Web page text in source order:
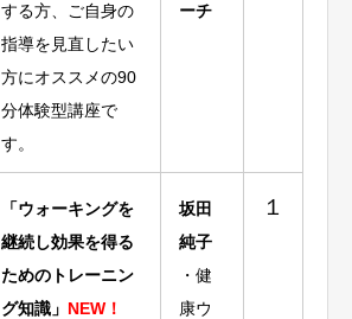
する方、ご自身の
指導を見直したい
方にオススメの90
分体験型講座で
す。
ーチ
「ウォーキングを
継続し効果を得る
ためのトレーニン
グ知識」 NEW！
坂田
純子
・健
康ウ
１